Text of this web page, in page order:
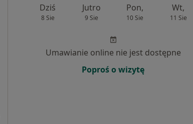
Dziś
8 Sie
Jutro
9 Sie
Pon,
10 Sie
Wt,
11 Sie
Umawianie online nie jest dostępne
Poproś o wizytę